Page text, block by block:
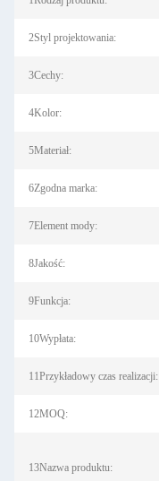
2Styl projektowania:
3Cechy:
4Kolor:
5Materiał:
6Zgodna marka:
7Element mody:
8Jakość:
9Funkcja:
10Wypłata:
11Przykładowy czas realizacji:
12MOQ:
13Nazwa produktu: